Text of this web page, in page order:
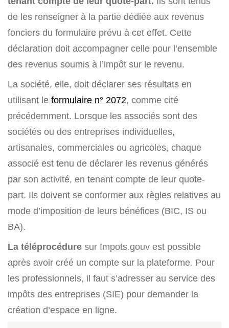
de les renseigner à la partie dédiée aux revenus
fonciers du formulaire prévu à cet effet. Cette
déclaration doit accompagner celle pour l’ensemble
des revenus soumis à l’impôt sur le revenu.
La société, elle, doit déclarer ses résultats en
utilisant le formulaire n° 2072, comme cité
précédemment. Lorsque les associés sont des
sociétés ou des entreprises individuelles,
artisanales, commerciales ou agricoles, chaque
associé est tenu de déclarer les revenus générés
par son activité, en tenant compte de leur quote-
part. Ils doivent se conformer aux règles relatives au
mode d’imposition de leurs bénéfices (BIC, IS ou
BA).
La téléprocédure sur Impots.gouv est possible
après avoir créé un compte sur la plateforme. Pour
les professionnels, il faut s’adresser au service des
impôts des entreprises (SIE) pour demander la
création d’espace en ligne.